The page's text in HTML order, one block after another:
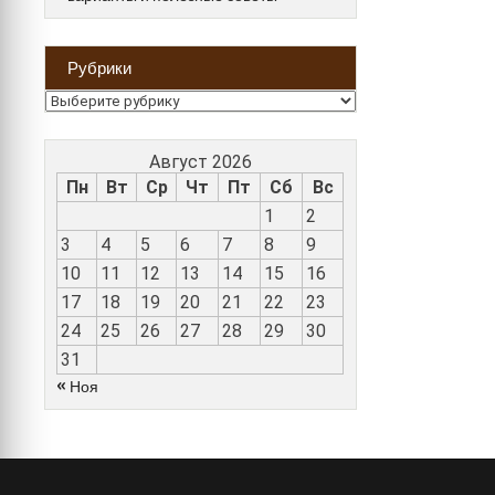
Рубрики
Рубрики
Август 2026
Пн
Вт Ср Чт Пт Сб
Вс
1
2
3
4 5 6 7 8
9
10
11 12 13 14 15
16
17
18 19 20 21 22
23
24
25 26 27 28 29
30
31
« Ноя